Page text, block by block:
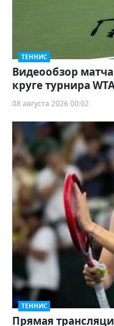
ТЕННИС
Видеообзор
круге турнира
08 августа 2026 00:02
ТЕННИС
Прямая